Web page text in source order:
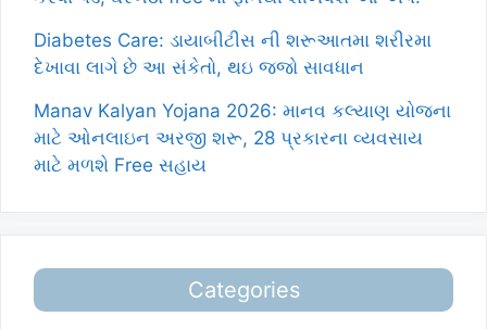
Diabetes Care: ડાયાબીટીસ ની શરૂઆતમા શરીરમા
દેખાવા લાગે છે આ સંકેતો, થઇ જજો સાવધાન
Manav Kalyan Yojana 2026: માનવ કલ્યાણ યોજના
માટે ઓનલાઇન અરજી શરૂ, 28 પ્રકારના વ્યવસાય
માટે મળશે Free સહાય
Categories